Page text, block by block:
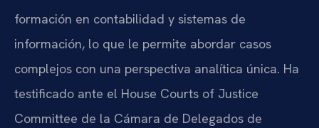
formación en contabilidad y sistemas de
información, lo que le permite abordar casos
complejos con una perspectiva analítica única. Ha
testificado ante el House Courts of Justice
Committee de la Cámara de Delegados de